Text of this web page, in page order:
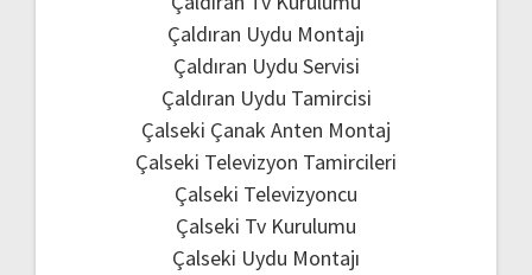
Çaldıran Uydu Montajı
Çaldıran Uydu Servisi
Çaldıran Uydu Tamircisi
Çalseki Çanak Anten Montaj
Çalseki Televizyon Tamircileri
Çalseki Televizyoncu
Çalseki Tv Kurulumu
Çalseki Uydu Montajı